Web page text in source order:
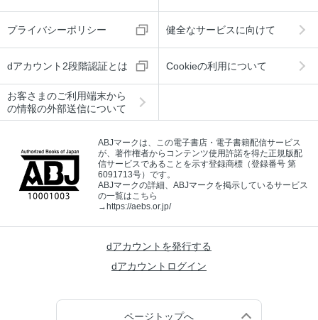
プライバシーポリシー 健全なサービスに向けて
dアカウント2段階認証とは Cookieの利用について
お客さまのご利用端末から
の情報の外部送信について
ABJマークは、この電子書店・電子書籍配信サービス
が、著作権者からコンテンツ使用許諾を得た正規版配
信サービスであることを示す登録商標（登録番号 第
6091713号）です。
ABJマークの詳細、ABJマークを掲示しているサービス
の一覧はこちら
→https://aebs.or.jp/
dアカウントを発行する
dアカウントログイン
ページトップへ